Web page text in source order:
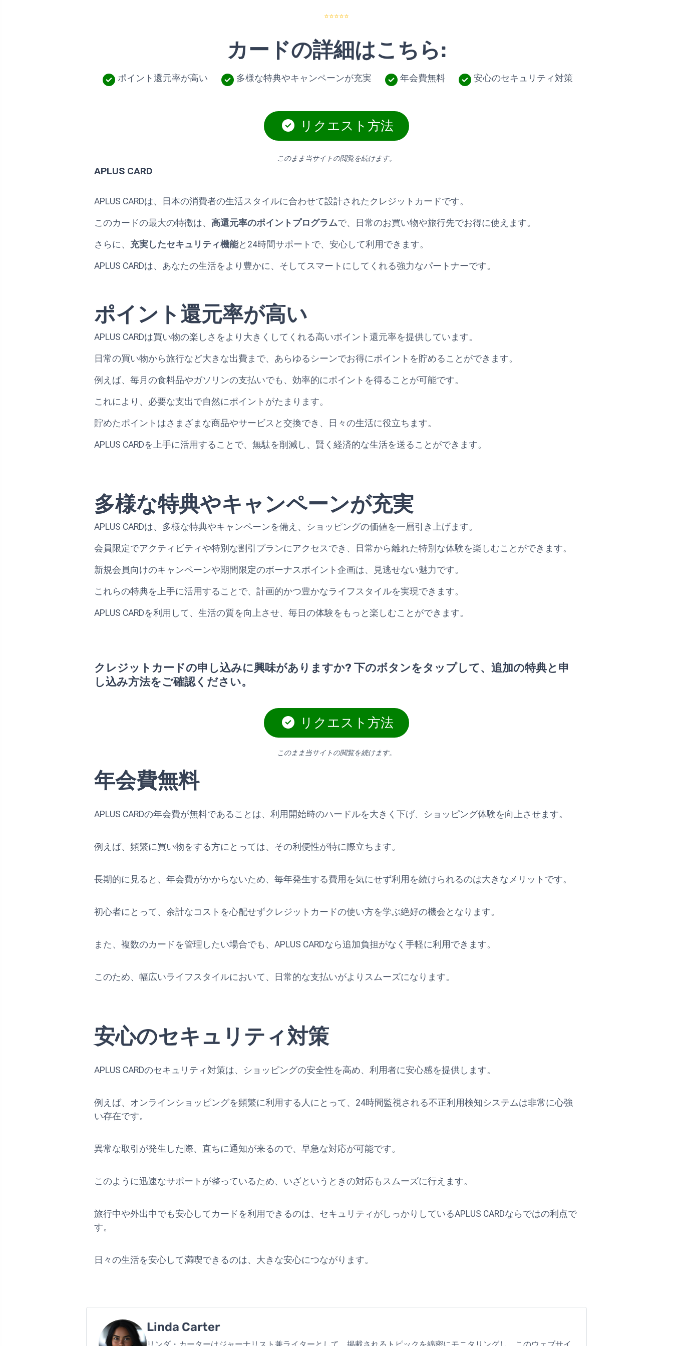
⭐⭐⭐⭐⭐
カードの詳細はこちら:
ポイント還元率が高い 多様な特典やキャンペーンが充実 年会費無料 安心のセキュリティ対策
リクエスト方法
このまま当サイトの閲覧を続けます。
APLUS CARD
APLUS CARDは、日本の消費者の生活スタイルに合わせて設計されたクレジットカードです。
このカードの最大の特徴は、 高還元率のポイントプログラムで、日常のお買い物や旅行先でお得に使えます。
さらに、 充実したセキュリティ機能と24時間サポートで、安心して利用できます。
APLUS CARDは、あなたの生活をより豊かに、そしてスマートにしてくれる強力なパートナーです。
ポイント還元率が高い
APLUS CARDは買い物の楽しさをより大きくしてくれる高いポイント還元率を提供しています。
日常の買い物から旅行など大きな出費まで、あらゆるシーンでお得にポイントを貯めることができます。
例えば、毎月の食料品やガソリンの支払いでも、効率的にポイントを得ることが可能です。
これにより、必要な支出で自然にポイントがたまります。
貯めたポイントはさまざまな商品やサービスと交換でき、日々の生活に役立ちます。
APLUS CARDを上手に活用することで、無駄を削減し、賢く経済的な生活を送ることができます。
多様な特典やキャンペーンが充実
APLUS CARDは、多様な特典やキャンペーンを備え、ショッピングの価値を一層引き上げます。
会員限定でアクティビティや特別な割引プランにアクセスでき、日常から離れた特別な体験を楽しむことができます。
新規会員向けのキャンペーンや期間限定のボーナスポイント企画は、見逃せない魅力です。
これらの特典を上手に活用することで、計画的かつ豊かなライフスタイルを実現できます。
APLUS CARDを利用して、生活の質を向上させ、毎日の体験をもっと楽しむことができます。
クレジットカードの申し込みに興味がありますか? 下のボタンをタップして、追加の特典と申
し込み方法をご確認ください。
リクエスト方法
このまま当サイトの閲覧を続けます。
年会費無料
APLUS CARDの年会費が無料であることは、利用開始時のハードルを大きく下げ、ショッピング体験を向上させます。
例えば、頻繁に買い物をする方にとっては、その利便性が特に際立ちます。
長期的に見ると、年会費がかからないため、毎年発生する費用を気にせず利用を続けられるのは大きなメリットです。
初心者にとって、余計なコストを心配せずクレジットカードの使い方を学ぶ絶好の機会となります。
また、複数のカードを管理したい場合でも、APLUS CARDなら追加負担がなく手軽に利用できます。
このため、幅広いライフスタイルにおいて、日常的な支払いがよりスムーズになります。
安心のセキュリティ対策
APLUS CARDのセキュリティ対策は、ショッピングの安全性を高め、利用者に安心感を提供します。
例えば、オンラインショッピングを頻繁に利用する人にとって、24時間監視される不正利用検知システムは非常に心強
い存在です。
異常な取引が発生した際、直ちに通知が来るので、早急な対応が可能です。
このように迅速なサポートが整っているため、いざというときの対応もスムーズに行えます。
旅行中や外出中でも安心してカードを利用できるのは、セキュリティがしっかりしているAPLUS CARDならではの利点で
す。
日々の生活を安心して満喫できるのは、大きな安心につながります。
Linda Carter
リンダ・カーターはジャーナリスト兼ライターとして、掲載されるトピックを綿密にモニタリングし、このウェブサイ